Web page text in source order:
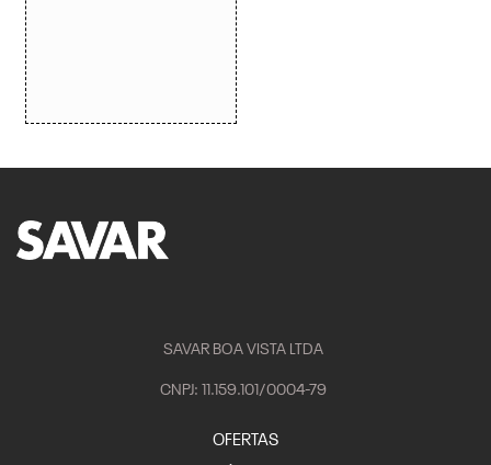
SAVAR BOA VISTA LTDA
CNPJ: 11.159.101/0004-79
OFERTAS